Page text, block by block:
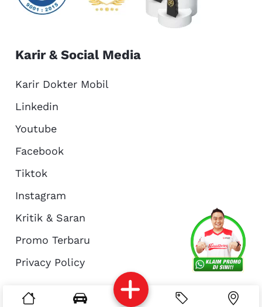
About Us
Reservasi Article
Karir & Social Media
Karir Dokter Mobil
Linkedin
Youtube
Facebook
Tiktok
Instagram
Kritik & Saran
Promo Terbaru
Privacy Policy